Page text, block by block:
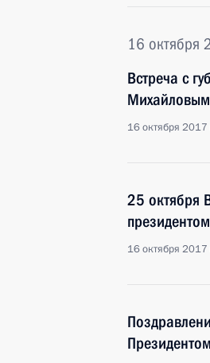
16 октября
Встреча с
Михайловым
16 октября 2017
25 октября
16 октября